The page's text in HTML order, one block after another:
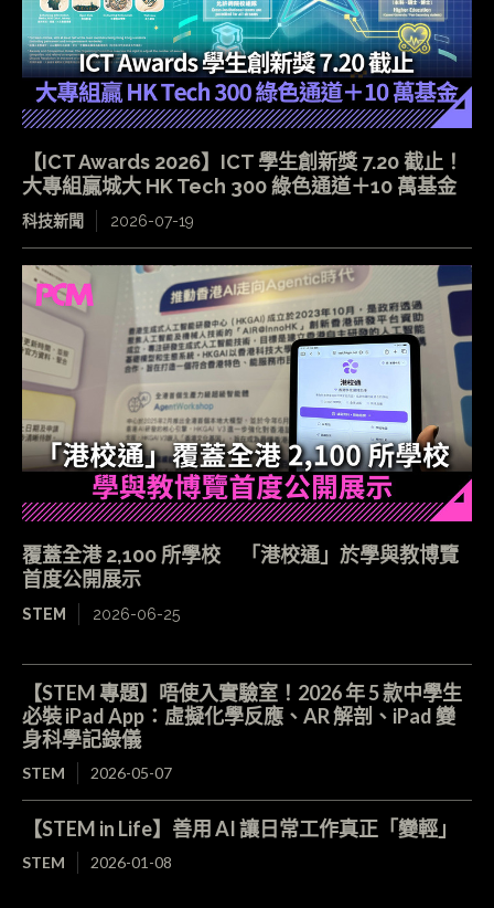
【ICT Awards 2026】ICT 學生創新獎 7.20 截止！
大專組贏城大 HK Tech 300 綠色通道＋10 萬基金
科技新聞 2026-07-19
覆蓋全港 2,100 所學校 「港校通」於學與教博覽
首度公開展示
STEM 2026-06-25
【STEM 專題】唔使入實驗室！2026 年 5 款中學生
必裝 iPad App：虛擬化學反應、AR 解剖、iPad 變
身科學記錄儀
STEM 2026-05-07
【STEM in Life】善用 AI 讓日常工作真正「變輕」
STEM 2026-01-08